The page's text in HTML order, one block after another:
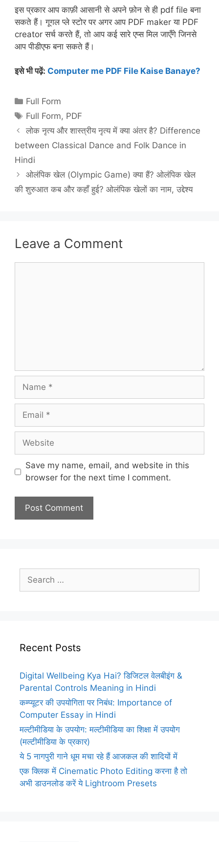
इस प्रकार आप काफ़ी आसानी से अपने फ़ोन से ही pdf file बना
सकते हैं। गूगल प्ले स्टोर पर अगर आप PDF maker या PDF
creator सर्च करते हैं, तो आप कई सारे एप्स मिल जाएँगे जिनसे
आप पीडीएफ बना सकते हैं।
इसे भी पढ़ें: Computer me PDF File Kaise Banaye?
Categories
Full Form
Tags
Full Form, PDF
लोक नृत्य और शास्त्रीय नृत्य में क्या अंतर है? Difference
between Classical Dance and Folk Dance in
Hindi
ओलंपिक खेल (Olympic Game) क्या हैं? ओलंपिक खेल
की शुरुआत कब और कहाँ हुई? ओलंपिक खेलों का नाम, उद्देश्य
Leave a Comment
Name
Email
Website
Save my name, email, and website in this
browser for the next time I comment.
for:
Recent Posts
Digital Wellbeing Kya Hai? डिजिटल वेलबीइंग &
Parental Controls Meaning in Hindi
कम्प्यूटर की उपयोगिता पर निबंध: Importance of
Computer Essay in Hindi
मल्टीमीडिया के उपयोग: मल्टीमीडिया का शिक्षा में उपयोग
(मल्टीमीडिया के प्रकार)
ये 5 नागपुरी गाने धूम मचा रहे हैं आजकल की शादियों में
एक क्लिक में Cinematic Photo Editing करना है तो
अभी डाउनलोड करें ये Lightroom Presets